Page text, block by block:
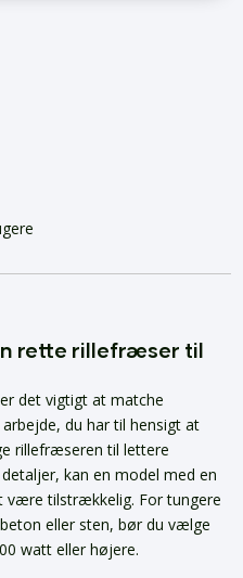
rette rillefræser til
det vigtigt at matche
du har til hensigt at
rillefræseren til lettere
kan en model med en
være tilstrækkelig. For tungere
eller sten, bør du vælge
watt eller højere.